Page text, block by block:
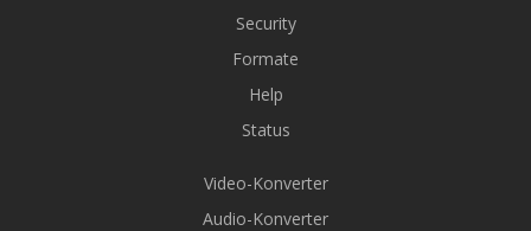
Security
Formate
Help
Status
Video-Konverter
Audio-Konverter